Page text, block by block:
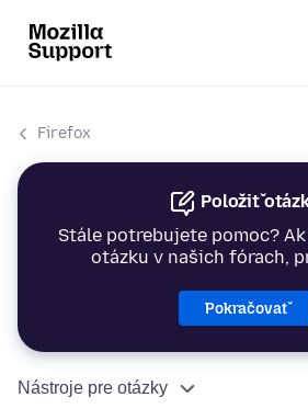
Firefox
Položiť
Stále potrebujete pomoc?
otázku v našich fórach,
Pokračovať
Nástroje pre otázky